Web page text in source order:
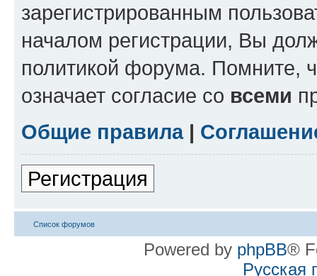
зарегистрированным
началом регистрации, Вы
политикой форума. Помните,
означает согласие со всеми
Общие правила|
Регистрация
Список форумов
Powered by phpBB®
Русская